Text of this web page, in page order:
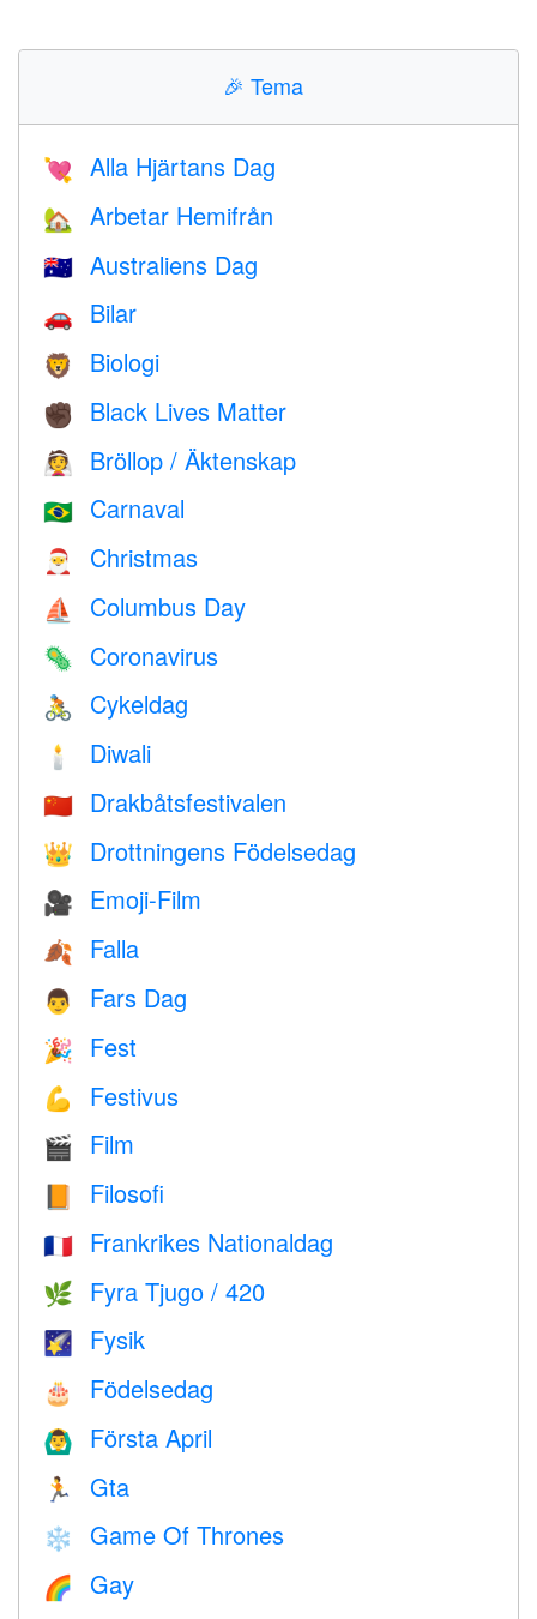
🎉 Tema
💘 Alla Hjärtans Dag
🏡 Arbetar Hemifrån
🇦🇺 Australiens Dag
🚗 Bilar
🦁 Biologi
✊🏿 Black Lives Matter
👰 Bröllop / Äktenskap
🇧🇷 Carnaval
🎅 Christmas
⛵️ Columbus Day
🦠 Coronavirus
🚴 Cykeldag
🕯 Diwali
🇨🇳 Drakbåtsfestivalen
👑 Drottningens Födelsedag
🎥 Emoji-Film
🍂 Falla
👨 Fars Dag
🎉 Fest
💪 Festivus
🎬 Film
📙 Filosofi
🇫🇷 Frankrikes Nationaldag
🌿 Fyra Tjugo / 420
🌠 Fysik
🎂 Födelsedag
🙆‍♂️ Första April
🏃 Gta
❄️ Game Of Thrones
🌈
Gay